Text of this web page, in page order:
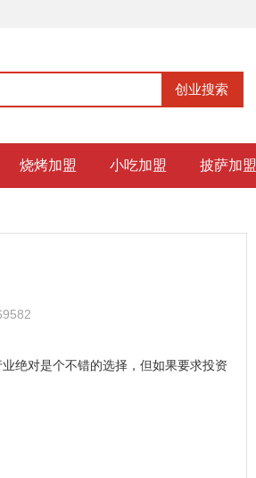
烧烤加盟 小吃加盟 披萨加盟
绝对是个不错的选择，但如果要求投资